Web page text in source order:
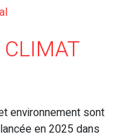
environnement sont
en 2025 dans